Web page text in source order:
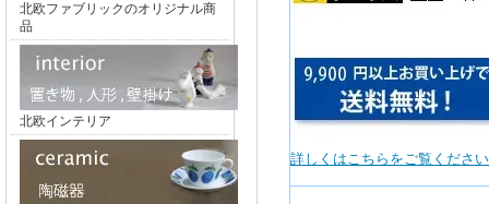
北欧ファブリックのオリジナル商
品
北欧インテリア
詳しくはこちらをご覧くださ